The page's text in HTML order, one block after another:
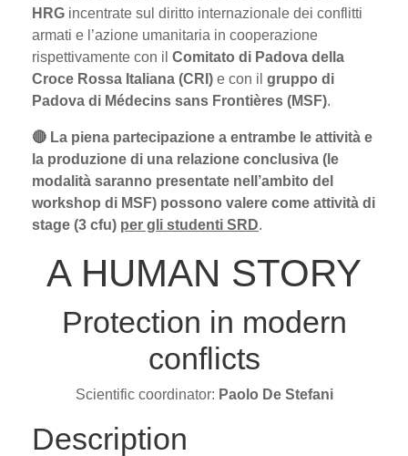
HRG incentrate sul diritto internazionale dei conflitti
armati e l’azione umanitaria in cooperazione
rispettivamente con il Comitato di Padova della
Croce Rossa Italiana (CRI) e con il gruppo di
Padova di Médecins sans Frontières (MSF).
🔴 La piena partecipazione a entrambe le attività e
la produzione di una relazione conclusiva (le
modalità saranno presentate nell’ambito del
workshop di MSF) possono valere come attività di
stage (3 cfu) per gli studenti SRD.
A HUMAN STORY
Protection in modern
conflicts
Scientific coordinator: Paolo De Stefani
Description